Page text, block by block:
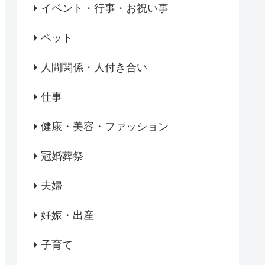
イベント・行事・お祝い事
ペット
人間関係・人付き合い
仕事
健康・美容・ファッション
冠婚葬祭
夫婦
妊娠・出産
子育て